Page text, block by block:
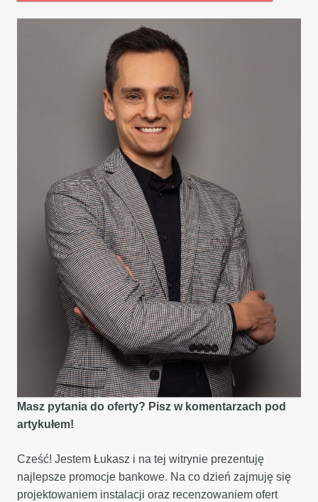
Masz pytania do oferty? Pisz w komentarzach pod
artykułem!
Cześć! Jestem Łukasz i na tej witrynie prezentuję
najlepsze promocje bankowe. Na co dzień zajmuję się
projektowaniem instalacji oraz recenzowaniem ofert